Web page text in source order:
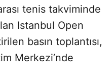
tenis takviminde
Istanbul Open
basın toplantısı,
Merkezi’nde